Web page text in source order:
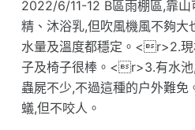
2022/6/11-12 B區雨棚區,靠
精、沐浴乳,但吹風機風不夠大
水量及溫度都穩定。<r>2.
子及椅子很棒。<r>3.有水池
蟲屍不少,不過這種的户外難
蟻,但不咬人。